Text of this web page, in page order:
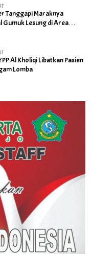
Tanggapi Maraknya
Lesung di Area
Al Kholiqi Libatkan Pasien
Lomba